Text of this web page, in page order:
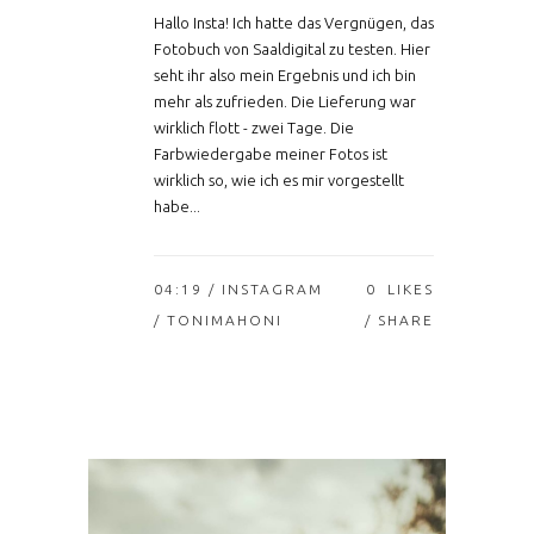
Hallo Insta! Ich hatte das Vergnügen, das
Fotobuch von Saaldigital zu testen. Hier
seht ihr also mein Ergebnis und ich bin
mehr als zufrieden. Die Lieferung war
wirklich flott - zwei Tage. Die
Farbwiedergabe meiner Fotos ist
wirklich so, wie ich es mir vorgestellt
habe...
04:19 / INSTAGRAM
/ TONIMAHONI
0
LIKES
SHARE